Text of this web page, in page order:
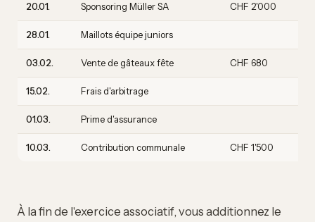
20.01. Sponsoring Müller SA CHF 2'000
28.01. Maillots équipe juniors
03.02. Vente de gâteaux fête CHF 680
15.02. Frais d'arbitrage
01.03. Prime d'assurance
10.03. Contribution communale CHF 1'500
À la fin de l'exercice associatif, vous additionnez le